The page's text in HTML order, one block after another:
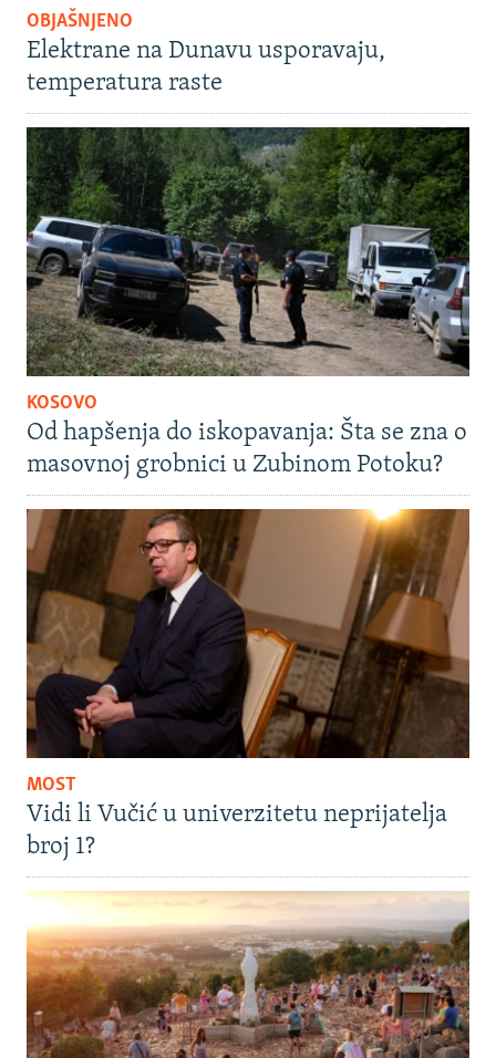
OBJAŠNJENO
Elektrane na Dunavu usporavaju,
temperatura raste
KOSOVO
Od hapšenja do iskopavanja: Šta se zna o
masovnoj grobnici u Zubinom Potoku?
MOST
Vidi li Vučić u univerzitetu neprijatelja
broj 1?